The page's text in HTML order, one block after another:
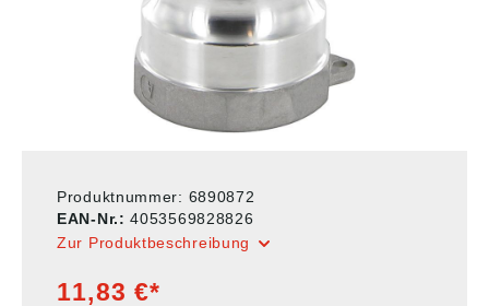
Produktnummer: 6890872
EAN-Nr.:4053569828826
Zur Produktbeschreibung
11,83 €*